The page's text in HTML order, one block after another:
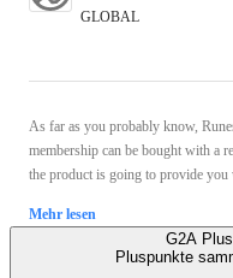
GLOBAL
As far as you probably know,
membership can be bought with a
the product is going to provide
Mehr lesen
G2A Plus
Pluspunkte